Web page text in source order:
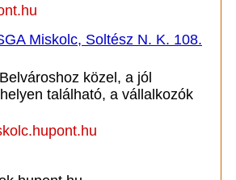
Miskolc, Soltész N. K. 108.
közel, a jól
található, a vállalkozók